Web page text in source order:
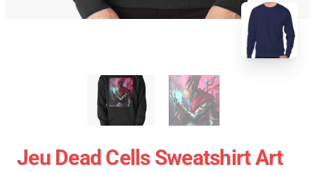
Jeu Dead Cells Sweatshirt Art